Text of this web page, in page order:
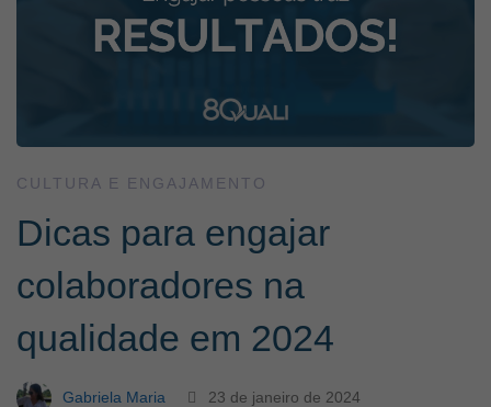
CULTURA E ENGAJAMENTO
Dicas para engajar
colaboradores na
qualidade em 2024
Gabriela Maria 23 de janeiro de 2024